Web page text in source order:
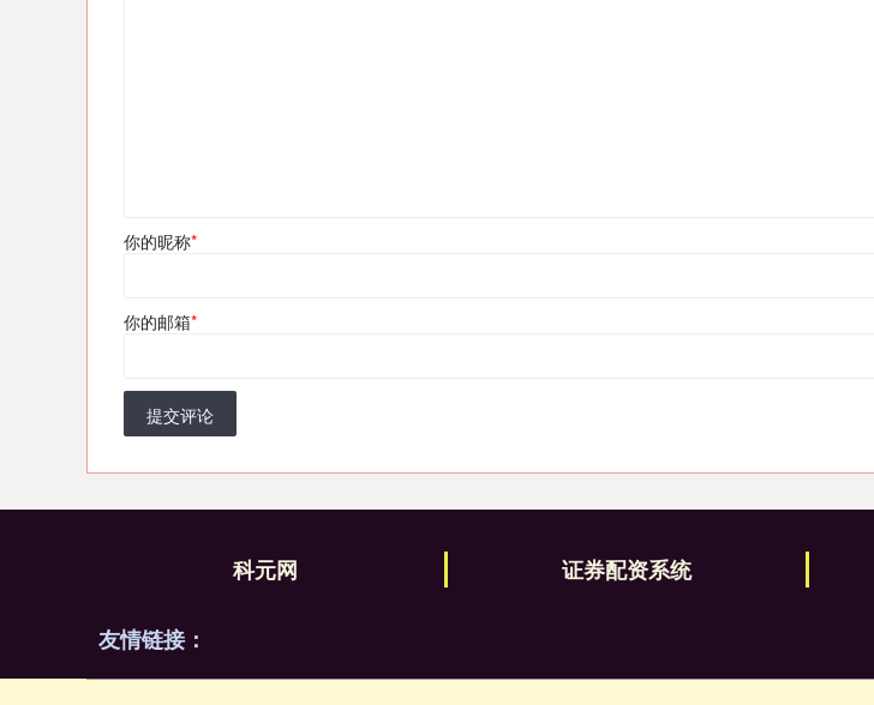
你的昵称*
你的邮箱*
提交评论
科元网 证券配资系统
友情链接：